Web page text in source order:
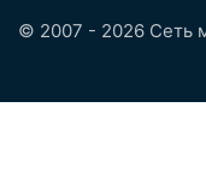
© 2007 - 2026 Сеть